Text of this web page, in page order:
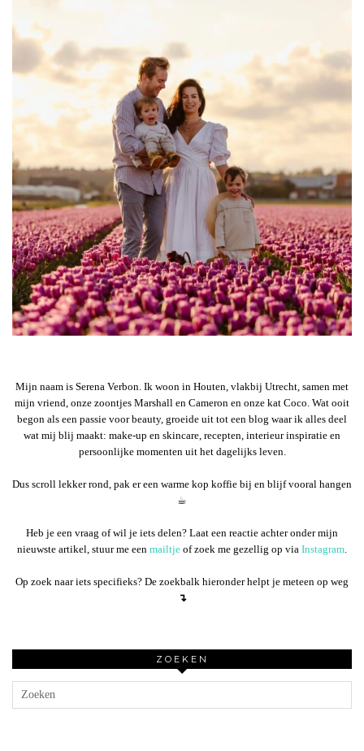
Mijn naam is Serena Verbon. Ik woon in Houten, vlakbij Utrecht, samen met
mijn vriend, onze zoontjes Marshall en Cameron en onze kat Coco. Wat ooit
begon als een passie voor beauty, groeide uit tot een blog waar ik alles deel
wat mij blij maakt: make-up en skincare, recepten, interieur inspiratie en
persoonlijke momenten uit het dagelijks leven.
Dus scroll lekker rond, pak er een warme kop koffie bij en blijf vooral hangen
☕︎
Heb je een vraag of wil je iets delen? Laat een reactie achter onder mijn
nieuwste artikel, stuur me een mailtje of zoek me gezellig op via Instagram
Op zoek naar iets specifieks? De zoekbalk hieronder helpt je meteen op weg
↴
ZOEKEN